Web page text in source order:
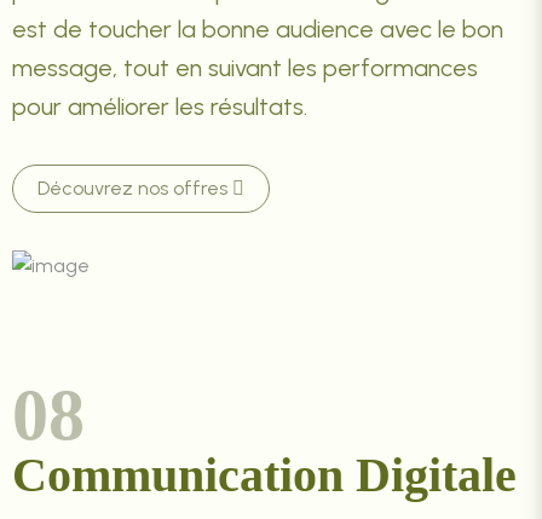
est de toucher la bonne audience avec le bon
message, tout en suivant les performances
pour améliorer les résultats.
Découvrez nos offres
08
Communication Digitale